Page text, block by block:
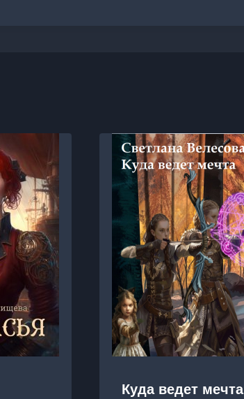
Куда ведет мечта